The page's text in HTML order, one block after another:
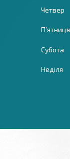
Четвер
Пʼятниця
Субота
Неділя